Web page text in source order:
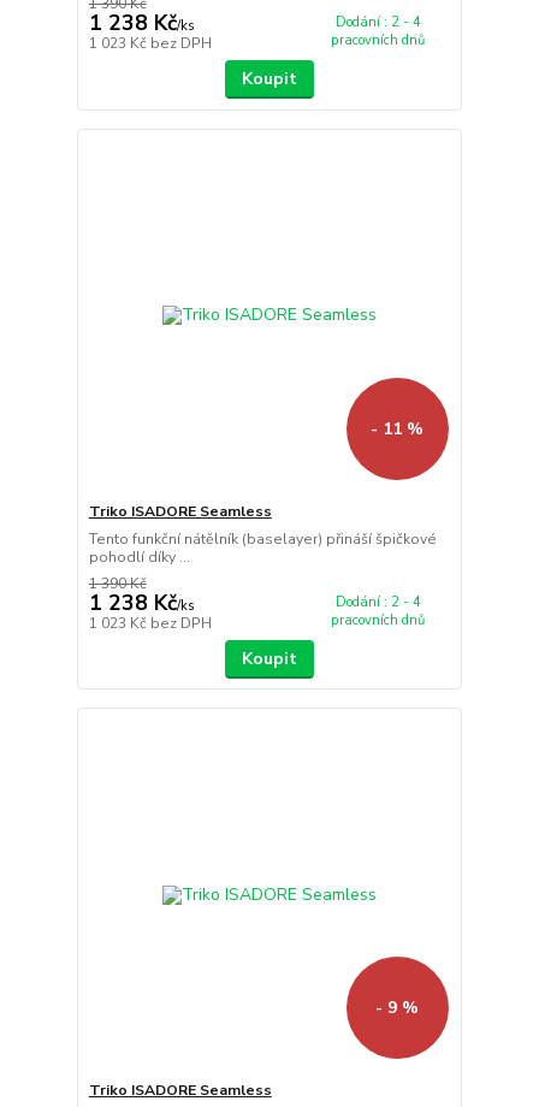
1 238 Kč/ks
1 023 Kč bez DPH
Dodání : 2 - 4
pracovních dnů
Koupit
- 11 %
Triko ISADORE Seamless
Tento funkční nátělník (baselayer) přináší špičkové
pohodlí díky ...
1 390 Kč
1 238 Kč/ks
1 023 Kč bez DPH
Dodání : 2 - 4
pracovních dnů
Koupit
- 9 %
Triko ISADORE Seamless